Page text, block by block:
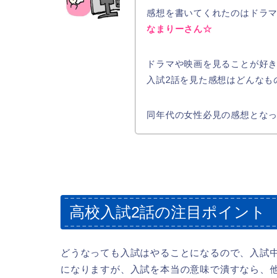
感想を書いてくれたのはドラ
なまりーさん☆
ドラマや映画を見ることが好
入試2話を見た感想はどんな
同年代の女性必見の感想とな
高校入試2話の注目ポイント
どうなっても入試はやることになるので、入試
になりますが、入試を本当の意味で潰すなら、